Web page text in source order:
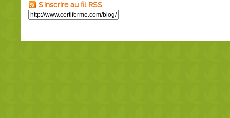
S'inscrire au fil RSS